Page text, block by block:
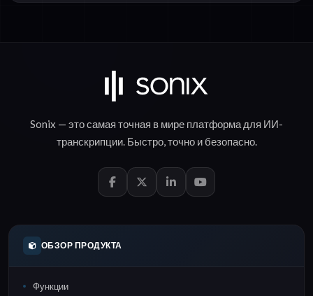
Sonix — это самая точная в мире платформа для ИИ-
транскрипции. Быстро,точнои безопасно.
ОБЗОР ПРОДУКТА
Функции